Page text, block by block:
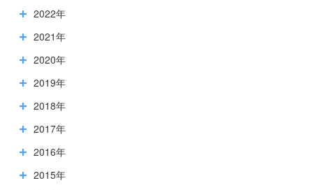
2022年
2021年
2020年
2019年
2018年
2017年
2016年
2015年